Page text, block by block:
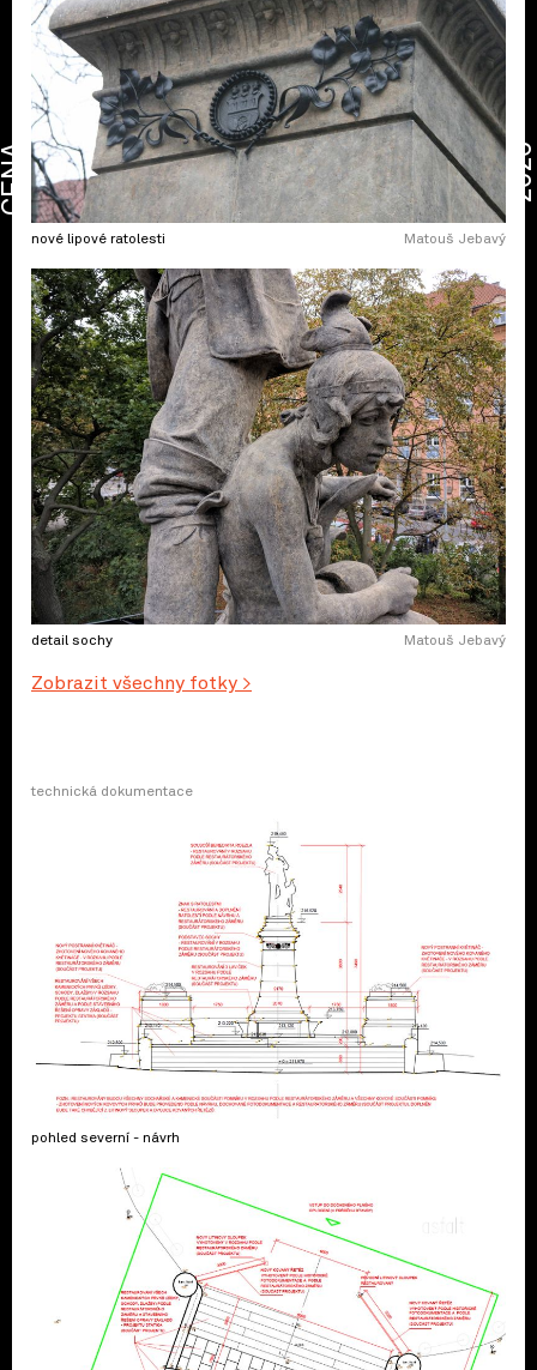
nové lipové ratolesti Matouš Jebavý
detail sochy Matouš Jebavý
Zobrazit všechny fotky >
technická dokumentace
pohled severní - návrh
CENA 2026